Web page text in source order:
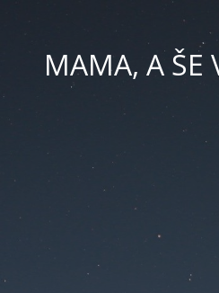
MAMA, A ŠE